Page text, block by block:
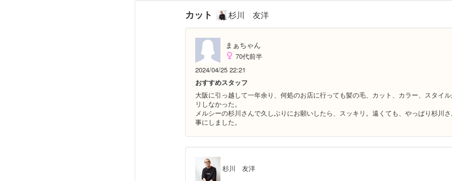
カット 杉川 友洋
まぁちゃん
70代前半
2024/04/25 22:21
おすすめスタッフ
大阪に引っ越して一年余り、何処のお店に行っても髪の毛、カット、カラー、スタイ
リしなかった。
メルシーの杉川さんで久しぶりにお願いしたら、スッキリ。遠くても、やっぱり杉川
事にしました。
杉川 友洋